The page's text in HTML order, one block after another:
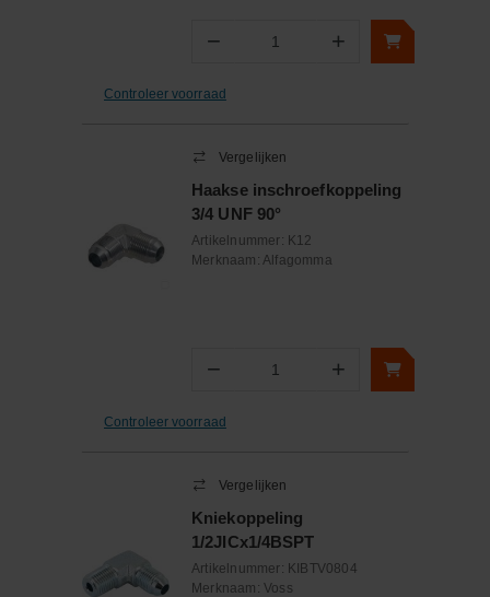
− Aantal +
Controleer voorraad
Vergelijken
Haakse inschroefkoppeling
3/4 UNF 90°
Artikelnummer: K12
Merknaam: Alfagomma
− Aantal +
Controleer voorraad
Vergelijken
Kniekoppeling
1/2JICx1/4BSPT
Artikelnummer: KIBTV0804
Merknaam: Voss